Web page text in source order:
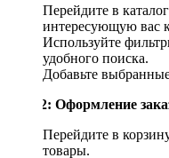
Перейдите в
интересующую вас
Используйте
удобного поиска.
Добавьте
Шаг 2: Оформление
Перейдите в
товары.